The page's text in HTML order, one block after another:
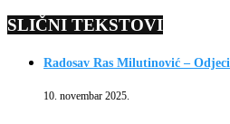
SLIČNI TEKSTOVI
Radosav Ras Milutinović – Odjeci
10. novembar 2025.